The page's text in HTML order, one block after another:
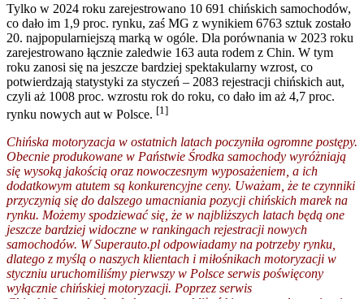
Tylko w 2024 roku zarejestrowano 10 691 chińskich samochodów,
co dało im 1,9 proc. rynku, zaś MG z wynikiem 6763 sztuk zostało
20. najpopularniejszą marką w ogóle. Dla porównania w 2023 roku
zarejestrowano łącznie zaledwie 163 auta rodem z Chin. W tym
roku zanosi się na jeszcze bardziej spektakularny wzrost, co
potwierdzają statystyki za styczeń – 2083 rejestracji chińskich aut,
czyli aż 1008 proc. wzrostu rok do roku, co dało im aż 4,7 proc.
rynku nowych aut w Polsce. [1]
Chińska motoryzacja w ostatnich latach poczyniła ogromne postępy.
Obecnie produkowane w Państwie Środka samochody wyróżniają
się wysoką jakością oraz nowoczesnym wyposażeniem, a ich
dodatkowym atutem są konkurencyjne ceny. Uważam, że te czynniki
przyczynią się do dalszego umacniania pozycji chińskich marek na
rynku. Możemy spodziewać się, że w najbliższych latach będą one
jeszcze bardziej widoczne w rankingach rejestracji nowych
samochodów. W Superauto.pl odpowiadamy na potrzeby rynku,
dlatego z myślą o naszych klientach i miłośnikach motoryzacji w
styczniu uruchomiliśmy pierwszy w Polsce serwis poświęcony
wyłącznie chińskiej motoryzacji. Poprzez serwis